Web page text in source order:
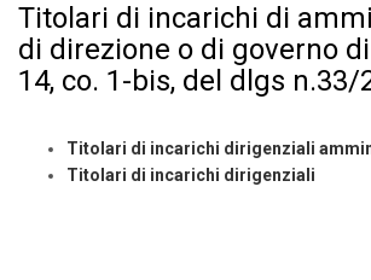
Titolari di incarichi di
di direzione o di governo
14, co. 1-bis, del dlgs n.33/
Titolari di incarichi dirigenziali
Titolari di incarichi dirigenziali